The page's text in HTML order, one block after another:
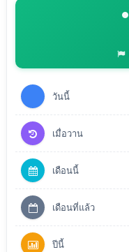
วันนี้
เมื่อวาน
เดือนนี้
เดือนที่แล้ว
ปีนี้